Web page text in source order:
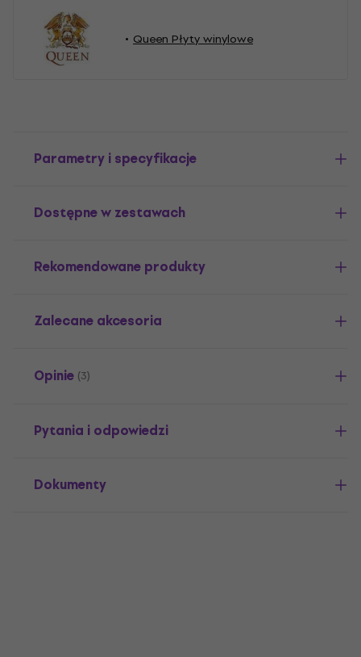
Queen Płyty winylowe
Parametry i specyfikacje
Dostępne w zestawach
Rekomendowane produkty
Zalecane akcesoria
Opinie (3)
Pytania i odpowiedzi
Dokumenty